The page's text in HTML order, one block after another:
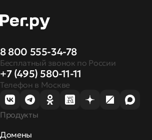
8 800 555-34-78
Бесплатный звонок по России
+7 (495) 580-11-11
Телефон в Москве
Продукты
Домены